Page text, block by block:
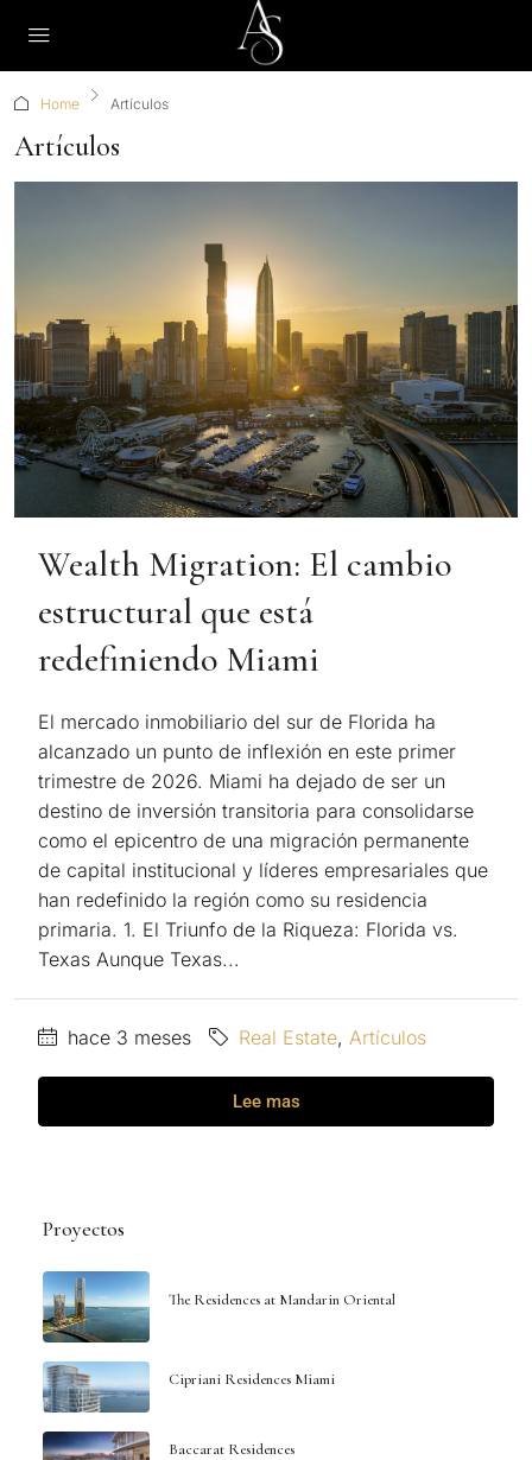
Home Artículos
Artículos
Wealth Migration: El cambio
estructural que está
redefiniendo Miami
El mercado inmobiliario del sur de Florida ha
alcanzado un punto de inflexión en este primer
trimestre de 2026. Miami ha dejado de ser un
destino de inversión transitoria para consolidarse
como el epicentro de una migración permanente
de capital institucional y líderes empresariales que
han redefinido la región como su residencia
primaria. 1. El Triunfo de la Riqueza: Florida vs.
Texas Aunque Texas...
hace 3 meses Real Estate, Artículos
Lee mas
Proyectos
The Residences at Mandarin Oriental
Cipriani Residences Miami
Baccarat Residences